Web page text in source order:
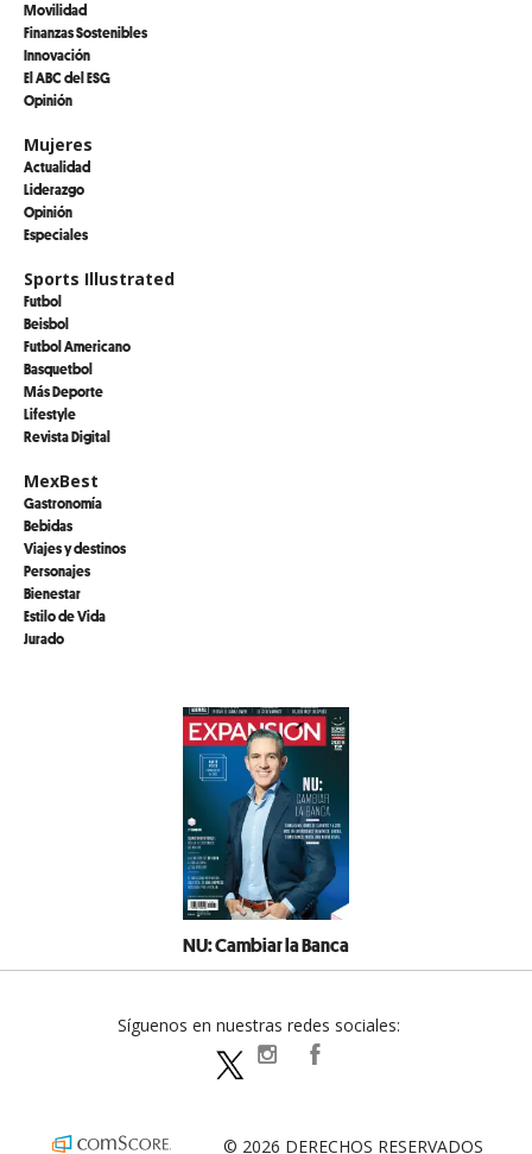
Movilidad
Finanzas Sostenibles
Innovación
El ABC del ESG
Opinión
Mujeres
Actualidad
Liderazgo
Opinión
Especiales
Sports Illustrated
Futbol
Beisbol
Futbol Americano
Basquetbol
Más Deporte
Lifestyle
Revista Digital
MexBest
Gastronomía
Bebidas
Viajes y destinos
Personajes
Bienestar
Estilo de Vida
Jurado
NU: Cambiar la Banca
Síguenos en nuestras redes sociales:
expansionpolitica
© 2026 DERECHOS RESERVADOS